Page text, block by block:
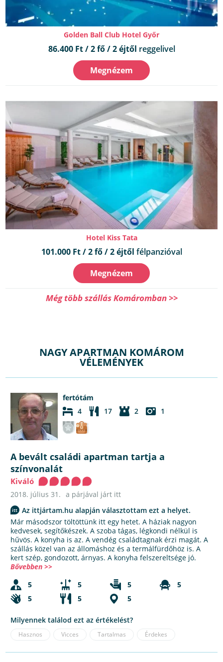
Golden Ball Club Hotel Győr
86.400 Ft / 2 fő / 2 éjtől reggelivel
Megnézem
Hotel Kiss Tata
101.000 Ft / 2 fő / 2 éjtől félpanzióval
Megnézem
Még több szállás Komáromban >>
NAGY APARTMAN KOMÁROM
VÉLEMÉNYEK
fertótám
4
17 2 1
A bevált családi apartman tartja a
színvonalát
Kiváló
2018. július 31. a párjával járt itt
Az ittjártam.hu alapján választottam ezt a helyet.
Már másodszor töltöttünk itt egy hetet. A háziak nagyon
kedvesek, segítőkészek. A szoba tágas, légkondi nélkül is
hűvös. A konyha is az. A vendég családtagnak érzi magát. A
szállás közel van az állomáshoz és a termálfürdőhöz is. A
kert szép, gondozott, árnyas. A konyha felszereltsége jó.
Bővebben >>
5
5 5
5
5
5 5
Milyennek találod ezt az értékelést?
Hasznos Vicces Tartalmas Érdekes